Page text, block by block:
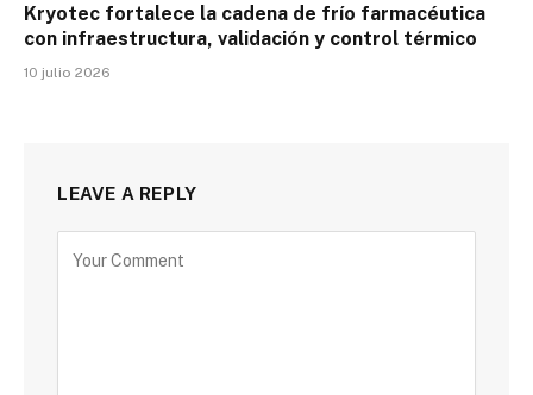
Kryotec fortalece la cadena de frío farmacéutica
con infraestructura, validación y control térmico
10 julio 2026
LEAVE A REPLY